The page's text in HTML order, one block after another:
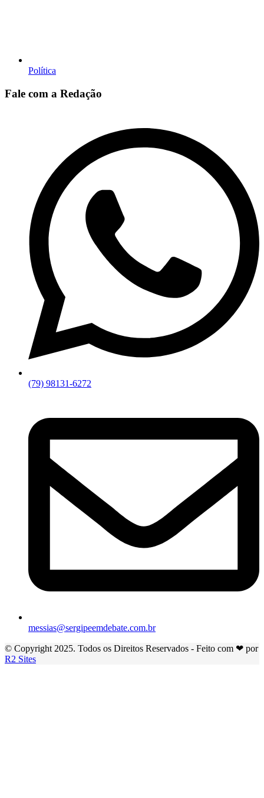
Política
Fale com a Redação
(79) 98131-6272
messias@sergipeemdebate.com.br
© Copyright 2025. Todos os Direitos Reservados - Feito com ❤ por
R2 Sites